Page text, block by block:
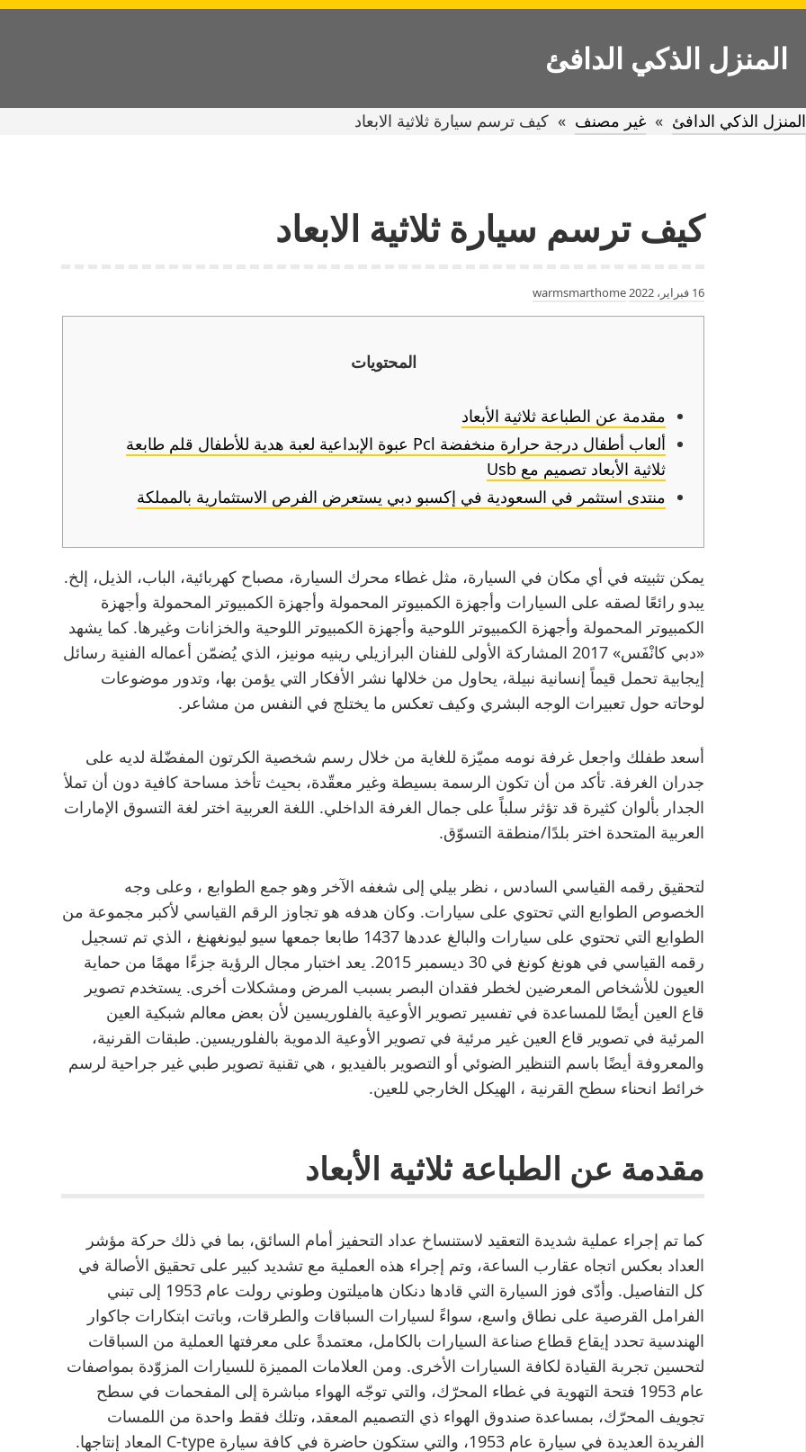
Skip
content
المنزل الذكي الدافئ
المنزل الذكي الدافئ » غير مصنف » كيف ترسم سيارة ثلاثية الابعاد
كيف ترسم سيارة ثلاثية الابعاد
16 فبراير، 2022 warmsmarthome
المحتويات
مقدمة عن الطباعة ثلاثية الأبعاد
ألعاب أطفال درجة حرارة منخفضة Pcl عبوة الإبداعية لعبة هدية للأطفال قلم طابعة
ثلاثية الأبعاد تصميم مع Usb
منتدى استثمر في السعودية في إكسبو دبي يستعرض الفرص الاستثمارية بالمملكة
يمكن تثبيته في أي مكان في السيارة، مثل غطاء محرك السيارة، مصباح كهربائية، الباب، الذيل، إلخ.
يبدو رائعًا لصقه على السيارات وأجهزة الكمبيوتر المحمولة وأجهزة الكمبيوتر المحمولة وأجهزة
الكمبيوتر المحمولة وأجهزة الكمبيوتر اللوحية وأجهزة الكمبيوتر اللوحية والخزانات وغيرها. كما يشهد
«دبي كانْفَس» 2017 المشاركة الأولى للفنان البرازيلي رينيه مونيز، الذي يُضمّن أعماله الفنية رسائل
إيجابية تحمل قيماً إنسانية نبيلة، يحاول من خلالها نشر الأفكار التي يؤمن بها، وتدور موضوعات
لوحاته حول تعبيرات الوجه البشري وكيف تعكس ما يختلج في النفس من مشاعر.
أسعد طفلك واجعل غرفة نومه مميّزة للغاية من خلال رسم شخصية الكرتون المفضّلة لديه على
جدران الغرفة. تأكد من أن تكون الرسمة بسيطة وغير معقّدة، بحيث تأخذ مساحة كافية دون أن تملأ
الجدار بألوان كثيرة قد تؤثر سلباً على جمال الغرفة الداخلي. اللغة العربية اختر لغة التسوق الإمارات
العربية المتحدة اختر بلدًا/منطقة التسوّق.
لتحقيق رقمه القياسي السادس ، نظر بيلي إلى شغفه الآخر وهو جمع الطوابع ، وعلى وجه
الخصوص الطوابع التي تحتوي على سيارات. وكان هدفه هو تجاوز الرقم القياسي لأكبر مجموعة من
الطوابع التي تحتوي على سيارات والبالغ عددها 1437 طابعا جمعها سيو ليونغهنغ ، الذي تم تسجيل
رقمه القياسي في هونغ كونغ في 30 ديسمبر 2015. يعد اختبار مجال الرؤية جزءًا مهمًا من حماية
العيون للأشخاص المعرضين لخطر فقدان البصر بسبب المرض ومشكلات أخرى. يستخدم تصوير
قاع العين أيضًا للمساعدة في تفسير تصوير الأوعية بالفلوريسين لأن بعض معالم شبكية العين
المرئية في تصوير قاع العين غير مرئية في تصوير الأوعية الدموية بالفلوريسين. طبقات القرنية،
والمعروفة أيضًا باسم التنظير الضوئي أو التصوير بالفيديو ، هي تقنية تصوير طبي غير جراحية لرسم
خرائط انحناء سطح القرنية ، الهيكل الخارجي للعين.
مقدمة عن الطباعة ثلاثية الأبعاد
كما تم إجراء عملية شديدة التعقيد لاستنساخ عداد التحفيز أمام السائق، بما في ذلك حركة مؤشر
العداد بعكس اتجاه عقارب الساعة، وتم إجراء هذه العملية مع تشديد كبير على تحقيق الأصالة في
كل التفاصيل. وأدّى فوز السيارة التي قادها دنكان هاميلتون وطوني رولت عام 1953 إلى تبني
الفرامل القرصية على نطاق واسع، سواءً لسيارات السباقات والطرقات، وباتت ابتكارات جاكوار
الهندسية تحدد إيقاع قطاع صناعة السيارات بالكامل، معتمدةً على معرفتها العملية من السباقات
لتحسين تجربة القيادة لكافة السيارات الأخرى. ومن العلامات المميزة للسيارات المزوّدة بمواصفات
عام 1953 فتحة التهوية في غطاء المحرّك، والتي توجّه الهواء مباشرة إلى المفحمات في سطح
تجويف المحرّك، بمساعدة صندوق الهواء ذي التصميم المعقد، وتلك فقط واحدة من اللمسات
الفريدة العديدة في سيارة عام 1953، والتي ستكون حاضرة في كافة سيارة C-type المعاد إنتاجها.